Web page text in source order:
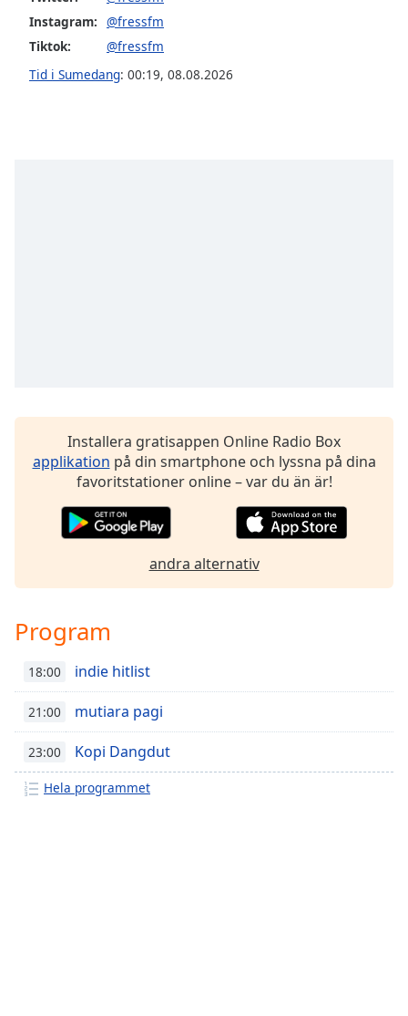
Font
Family
Instagram: @fressfm
Tiktok:
@fressfm
Tid i Sumedang: 00:19, 08.08.2026
Installera gratisappen Online Radio Box
applikation på din smartphone och lyssna på dina
favoritstationer online – var du än är!
andra alternativ
Program
18:00 indie hitlist
21:00 mutiara pagi
23:00 Kopi Dangdut
Hela programmet